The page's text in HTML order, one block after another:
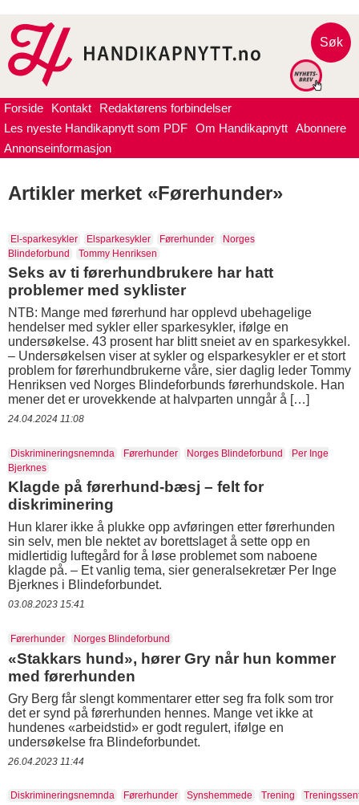
Søk
Forside Kontakt
Redaktørens forbindelser
Les nyeste Handikapnytt som PDF Om Handikapnytt Abonnere
Annonseinformasjon
Artikler merket «Førerhunder»
El-sparkesykler Elsparkesykler Førerhunder
Norges
Blindeforbund
Tommy Henriksen
Seks av ti førerhundbrukere har hatt
problemer med syklister
NTB: Mange med førerhund har opplevd ubehagelige
hendelser med sykler eller sparkesykler, ifølge en
undersøkelse. 43 prosent har blitt sneiet av en sparkesykkel.
– Undersøkelsen viser at sykler og elsparkesykler er et stort
problem for førerhundbrukerne våre, sier daglig leder Tommy
Henriksen ved Norges Blindeforbunds førerhundskole. Han
mener det er urovekkende at halvparten unngår å […]
24.04.2024 11:08
Diskrimineringsnemnda Førerhunder Norges Blindeforbund
Per Inge
Bjerknes
Klagde på førerhund-bæsj – felt for
diskriminering
Hun klarer ikke å plukke opp avføringen etter førerhunden
sin selv, men ble nektet av borettslaget å sette opp en
midlertidig luftegård for å løse problemet som naboene
klagde på. – Et vanlig tema, sier generalsekretær Per Inge
Bjerknes i Blindeforbundet.
03.08.2023 15:41
Førerhunder Norges Blindeforbund
«Stakkars hund», hører Gry når hun kommer
med førerhunden
Gry Berg får slengt kommentarer etter seg fra folk som tror
det er synd på førerhunden hennes. Mange vet ikke at
hundenes «arbeidstid» er godt regulert, ifølge en
undersøkelse fra Blindeforbundet.
26.04.2023 11:44
Diskrimineringsnemnda Førerhunder Synshemmede Trening